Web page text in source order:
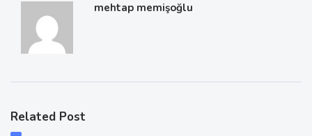
mehtap memişoğlu
Related Post